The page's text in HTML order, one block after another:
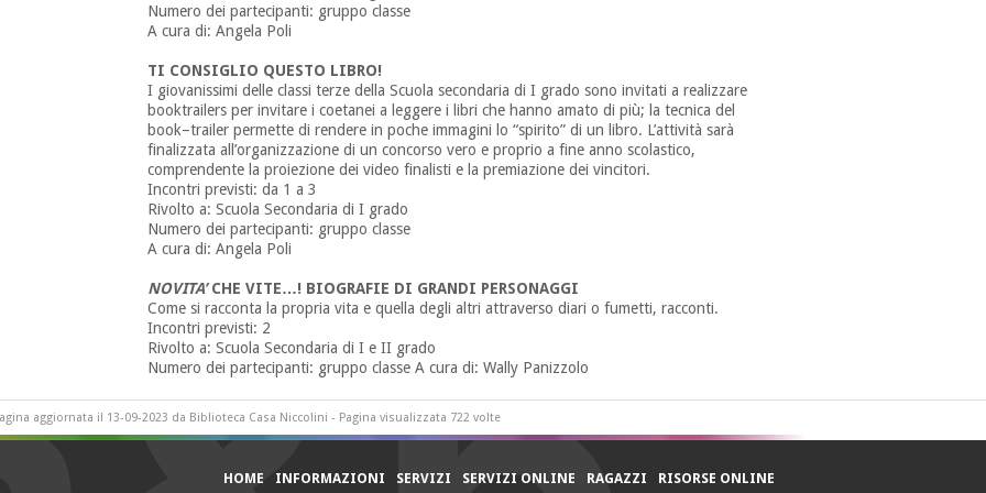
Numero dei partecipanti: gruppo classe
A cura di: Angela Poli
TI CONSIGLIO QUESTO LIBRO!
I giovanissimi delle classi terze della Scuola secondaria di I grado sono invitati a realizzare
booktrailers per invitare i coetanei a leggere i libri che hanno amato di più; la tecnica del
book–trailer permette di rendere in poche immagini lo “spirito” di un libro. L’attività sarà
finalizzata all’organizzazione di un concorso vero e proprio a fine anno scolastico,
comprendente la proiezione dei video finalisti e la premiazione dei vincitori.
Incontri previsti: da 1 a 3
Rivolto a: Scuola Secondaria di I grado
Numero dei partecipanti: gruppo classe
A cura di: Angela Poli
NOVITA’CHE VITE…! BIOGRAFIE DI GRANDI PERSONAGGI
Come si racconta la propria vita e quella degli altri attraverso diari o fumetti, racconti.
Incontri previsti: 2
Rivolto a: Scuola Secondaria di I e II grado
Numero dei partecipanti: gruppo classe A cura di: Wally Panizzolo
aggiornata il 13-09-2023 da Biblioteca Casa Niccolini - Pagina visualizzata 722 volte
HOME INFORMAZIONI SERVIZI SERVIZI ONLINE RAGAZZI RISORSE ONLINE